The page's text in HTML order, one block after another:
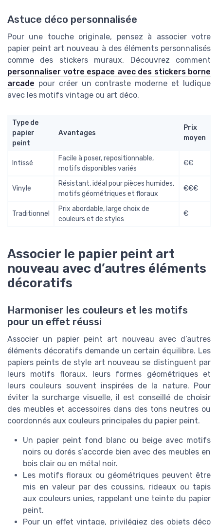
Astuce déco personnalisée
Pour une touche originale, pensez à associer votre
papier peint art nouveau à des éléments personnalisés
comme des stickers muraux. Découvrez comment
personnaliser votre espace avec des stickers borne
arcade pour créer un contraste moderne et ludique
avec les motifs vintage ou art déco.
Type de
papier
peint
Avantages
Prix
moyen
Intissé
Facile à poser, repositionnable,
motifs disponibles variés
€€
Vinyle
Résistant, idéal pour pièces humides,
motifs géométriques et floraux
€€€
Traditionnel
Prix abordable, large choix de
couleurs et de styles
€
Associer le papier peint art
nouveau avec d’autres éléments
décoratifs
Harmoniser les couleurs et les motifs
pour un effet réussi
Associer un papier peint art nouveau avec d’autres
éléments décoratifs demande un certain équilibre. Les
papiers peints de style art nouveau se distinguent par
leurs motifs floraux, leurs formes géométriques et
leurs couleurs souvent inspirées de la nature. Pour
éviter la surcharge visuelle, il est conseillé de choisir
des meubles et accessoires dans des tons neutres ou
coordonnés aux couleurs principales du papier peint.
Un papier peint fond blanc ou beige avec motifs
noirs ou dorés s’accorde bien avec des meubles en
bois clair ou en métal noir.
Les motifs floraux ou géométriques peuvent être
mis en valeur par des coussins, rideaux ou tapis
aux couleurs unies, rappelant une teinte du papier
peint.
Pour un effet vintage, privilégiez des objets déco